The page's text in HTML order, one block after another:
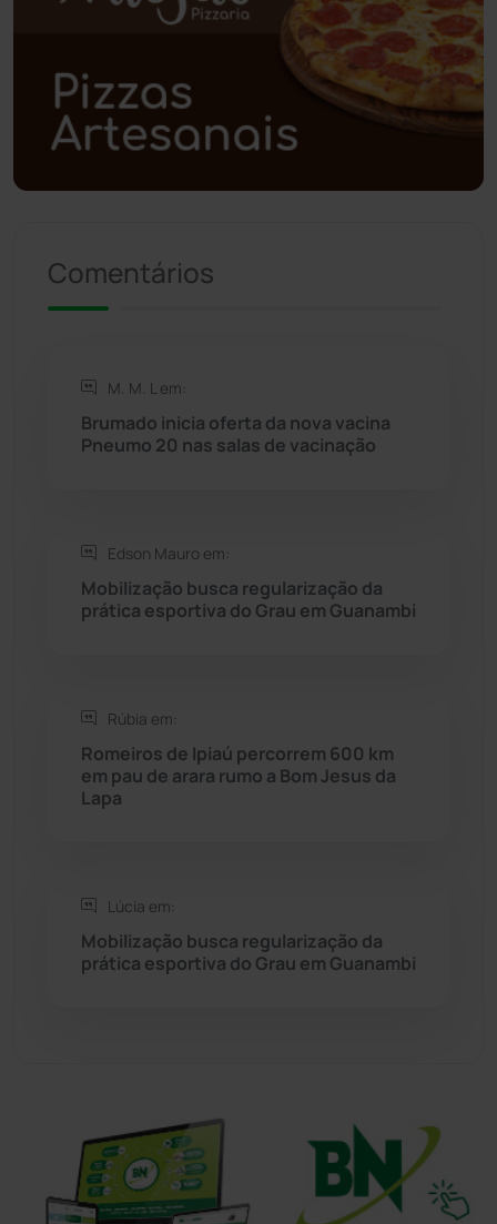
(57)
Polícia Militar (27)
Rio do Antônio
Saúde
Seabra (50)
Sítio do Mato
Sudoeste Baiano (1530)
Tanque Novo
Tecnologia (12)
Comentários
M. M. L em:
Brumado inicia oferta da nova vacina
Pneumo 20 nas salas de vacinação
Edson Mauro em:
Mobilização busca regularização da
prática esportiva do Grau em Guanambi
Rúbia em:
Romeiros de Ipiaú percorrem 600 km
em pau de arara rumo a Bom Jesus da
Lapa
Lúcia em:
Mobilização busca regularização da
prática esportiva do Grau em Guanambi